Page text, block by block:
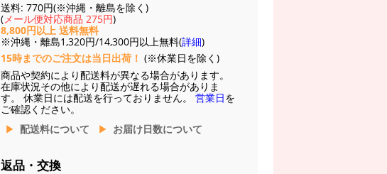
送料: 770円(※沖縄・離島を除く)
(メール便対応商品 275円)
8,800円以上 送料無料
※沖縄・離島1,320円/14,300円以上無料(詳細)
15時までのご注文は当日出荷！ (※休業日を除く)
商品や契約により配送料が異なる場合があります。
在庫状況その他により配送が遅れる場合がありま
す。 休業日には配送を行っておりません。 営業日を
ご確認ください。
配送料について
お届け日数について
返品・交換